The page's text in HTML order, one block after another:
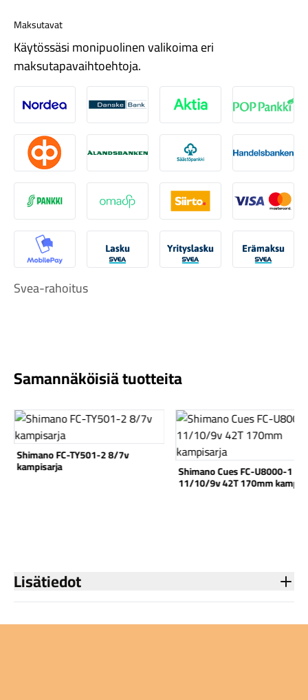
Kaupunkisähköpyörät
Tarvikkeet
Maksutavat
Käytössäsi monipuolinen valikoima eri
maksutapavaihtoehtoja.
Nordea Danske Aktia Pop-
Osuuspankki Ålandsbanken Säästöpankki
S-Pankki Omasp Siirto Visa &
MobilePay Svea Lasku Svea yrityslaskuSvea
Svea-rahoitus
Samannäköisiä tuotteita
Katso tuote
Shimano FC-TY501-2 8/7v
kampisarja
Katso tuote
Shimano Cues FC-U8000-1
11/10/9v 42T 170mm
Lisätiedot